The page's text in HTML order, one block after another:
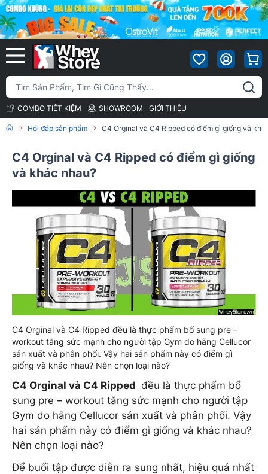
COMBO TIẾT KIỆM SHOWROOM GIỚI THIỆU
Hỏi đáp sản phẩm C4 Orginal và C4 Ripped có điểm gì giống và
C4 Orginal và C4 Ripped có điểm gì giống
và khác nhau?
C4 Orginal và C4 Ripped đều là thực phẩm bổ sung pre –
workout tăng sức mạnh cho người tập Gym do hãng Cellucor
sản xuất và phân phối. Vậy hai sản phẩm này có điểm gì
giống và khác nhau? Nên chọn loại nào?
C4 Orginal và C4 Ripped đều là thực phẩm bổ
sung pre – workout tăng sức mạnh cho người tập
Gym do hãng Cellucor sản xuất và phân phối. Vậy
hai sản phẩm này có điểm gì giống và khác nhau?
Nên chọn loại nào?
Để buổi tập được diễn ra sung nhất, hiệu quả nhất